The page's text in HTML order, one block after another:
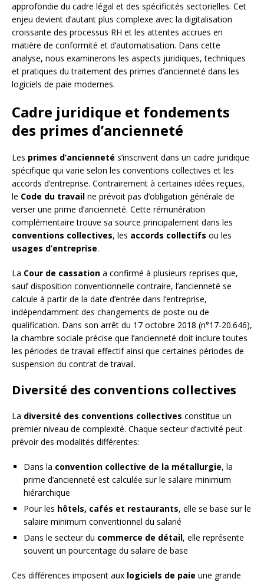
approfondie du cadre légal et des spécificités sectorielles. Cet
enjeu devient d’autant plus complexe avec la digitalisation
croissante des processus RH et les attentes accrues en
matière de conformité et d’automatisation. Dans cette
analyse, nous examinerons les aspects juridiques, techniques
et pratiques du traitement des primes d’ancienneté dans les
logiciels de paie modernes.
Cadre juridique et fondements
des primes d’ancienneté
Les primes d’ancienneté s’inscrivent dans un cadre juridique
spécifique qui varie selon les conventions collectives et les
accords d’entreprise. Contrairement à certaines idées reçues,
le Code du travail ne prévoit pas d’obligation générale de
verser une prime d’ancienneté. Cette rémunération
complémentaire trouve sa source principalement dans les
conventions collectives, les accords collectifs ou les
usages d’entreprise.
La Cour de cassation a confirmé à plusieurs reprises que,
sauf disposition conventionnelle contraire, l’ancienneté se
calcule à partir de la date d’entrée dans l’entreprise,
indépendamment des changements de poste ou de
qualification. Dans son arrêt du 17 octobre 2018 (n°17-20.646),
la chambre sociale précise que l’ancienneté doit inclure toutes
les périodes de travail effectif ainsi que certaines périodes de
suspension du contrat de travail.
Diversité des conventions collectives
La diversité des conventions collectives constitue un
premier niveau de complexité. Chaque secteur d’activité peut
prévoir des modalités différentes:
Dans la convention collective de la métallurgie, la
prime d’ancienneté est calculée sur le salaire minimum
hiérarchique
Pour les hôtels, cafés et restaurants, elle se base sur le
salaire minimum conventionnel du salarié
Dans le secteur du commerce de détail, elle représente
souvent un pourcentage du salaire de base
Ces différences imposent aux logiciels de paie une grande